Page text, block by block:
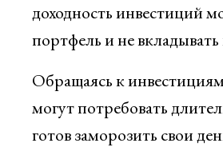
доходность инвестиций
портфель и не вкладывать
Обращаясь к
могут потребовать
готов заморозить свои